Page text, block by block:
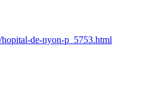
de-nyon-p_5753.html